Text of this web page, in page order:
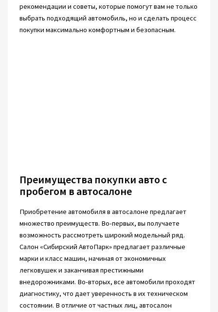
рекомендации и советы, которые помогут вам не только
выбрать подходящий автомобиль, но и сделать процесс
покупки максимально комфортным и безопасным.
Преимущества покупки авто с
пробегом в автосалоне
Приобретение автомобиля в автосалоне предлагает
множество преимуществ. Во-первых, вы получаете
возможность рассмотреть широкий модельный ряд.
Салон «Сибирский АвтоПарк» предлагает различные
марки и класс машин, начиная от экономичных
легковушек и заканчивая престижными
внедорожниками. Во-вторых, все автомобили проходят
диагностику, что дает уверенность в их техническом
состоянии. В отличие от частных лиц, автосалон